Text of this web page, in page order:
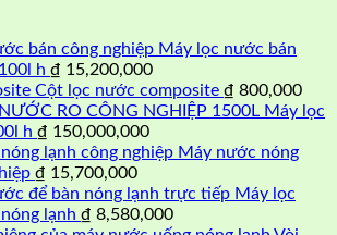
Máy lọc nước bán
h ₫ 15,200,000
Cột lọc nước composite ₫ 800,000
Máy lọc
h ₫ 150,000,000
Máy nước nóng
₫ 15,700,000
Máy lọc
lạnh ₫ 8,580,000